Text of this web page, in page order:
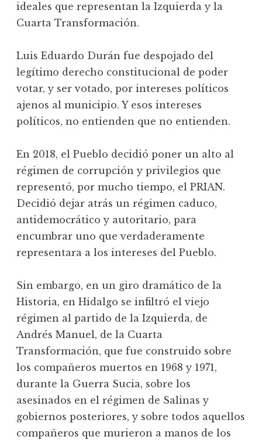
ideales que representan la Izquierda y la
Cuarta Transformación.
Luis Eduardo Durán fue despojado del
legítimo derecho constitucional de poder
votar, y ser votado, por intereses políticos
ajenos al municipio. Y esos intereses
políticos, no entienden que no entienden.
En 2018, el Pueblo decidió poner un alto al
régimen de corrupción y privilegios que
representó, por mucho tiempo, el PRIAN.
Decidió dejar atrás un régimen caduco,
antidemocrático y autoritario, para
encumbrar uno que verdaderamente
representara a los intereses del Pueblo.
Sin embargo, en un giro dramático de la
Historia, en Hidalgo se infiltró el viejo
régimen al partido de la Izquierda, de
Andrés Manuel, de la Cuarta
Transformación, que fue construido sobre
los compañeros muertos en 1968 y 1971,
durante la Guerra Sucia, sobre los
asesinados en el régimen de Salinas y
gobiernos posteriores, y sobre todos aquellos
compañeros que murieron a manos de los